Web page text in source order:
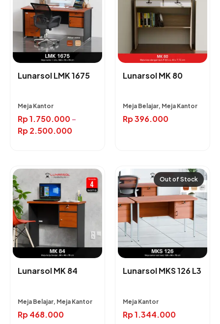
Lunarsol LMK 1675
Meja Kantor
Rp1.750.000–
Rp2.500.000
Lunarsol MK 80
Meja Belajar, Meja Kantor
Rp396.000
Lunarsol MK 84
Meja Belajar, Meja Kantor
Rp468.000
Out of Stock
Lunarsol MKS 126 L3
Meja Kantor
Rp1.344.000